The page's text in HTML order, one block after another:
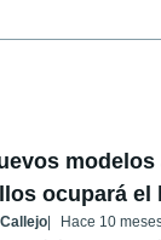
ocupará el
Hace 10